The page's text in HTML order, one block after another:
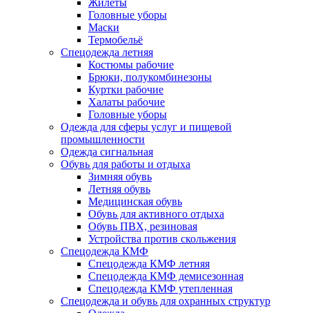
Жилеты
Головные уборы
Маски
Термобельё
Спецодежда летняя
Костюмы рабочие
Брюки, полукомбинезоны
Куртки рабочие
Халаты рабочие
Головные уборы
Одежда для сферы услуг и пищевой
промышленности
Одежда сигнальная
Обувь для работы и отдыха
Зимняя обувь
Летняя обувь
Медицинская обувь
Обувь для активного отдыха
Обувь ПВХ, резиновая
Устройства против скольжения
Спецодежда КМФ
Спецодежда КМФ летняя
Спецодежда КМФ демисезонная
Спецодежда КМФ утепленная
Спецодежда и обувь для охранных структур